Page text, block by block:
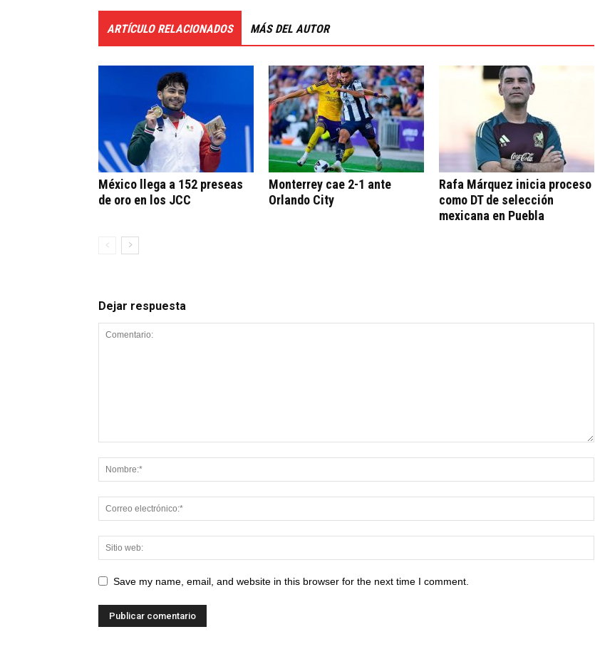
ARTÍCULO RELACIONADOS MÁS DEL AUTOR
México llega a 152 preseas
de oro en los JCC
Monterrey cae 2-1 ante
Orlando City
Rafa Márquez inicia proceso
como DT de selección
mexicana en Puebla
Dejar respuesta
Save my name, email, and website in this browser for the next time I comment.